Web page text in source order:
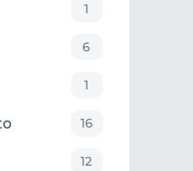
1
6
1
16
12